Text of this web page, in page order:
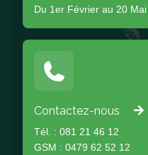
Du 1er Février au 20 Mai
Contactez-nous
Tél. : 081 21 46 12
GSM : 0479 62 52 12